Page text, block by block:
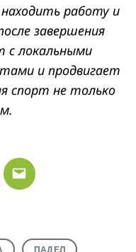
работу и
завершения
с локальными
и продвигает
спорт не только
Email
ПАДЕЛ